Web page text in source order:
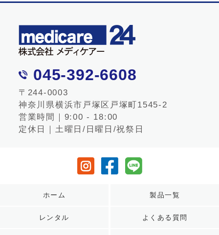
045-392-6608
〒244-0003
神奈川県横浜市戸塚区戸塚町1545-2
営業時間｜9:00 - 18:00
定休日｜土曜日/日曜日/祝祭日
ホーム 製品一覧
レンタル よくある質問